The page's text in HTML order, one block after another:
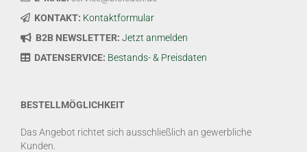
KONTAKT: Kontaktformular
B2B NEWSLETTER: Jetzt anmelden
DATENSERVICE: Bestands- & Preisdaten
BESTELLMÖGLICHKEIT
Das Angebot richtet sich ausschließlich an gewerbliche
Kunden.